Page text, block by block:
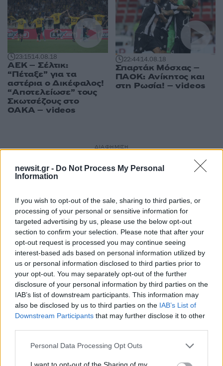
newsit.gr - Do Not Process My Personal
Information
If you wish to opt-out of the sale, sharing to third parties, or
processing of your personal or sensitive information for
targeted advertising by us, please use the below opt-out
section to confirm your selection. Please note that after your
opt-out request is processed you may continue seeing
interest-based ads based on personal information utilized by
us or personal information disclosed to third parties prior to
your opt-out. You may separately opt-out of the further
disclosure of your personal information by third parties on the
IAB’s list of downstream participants. This information may
also be disclosed by us to third parties on the IAB’s List of
Downstream Participants that may further disclose it to other
Please note that this website/app uses one or more Google
not limited to your visit or usage behaviour. You may click to
Personal Data Processing Opt Outs
I want to opt-out of the Sharing of my
23:1514.08.18
ΑΕΚ – Σέλτικ:
“Πέταξε” για τα
αστέρια ο Δικέφαλος!
“Αποτελείωσε” τους
Σκωτσέζους στο
ΟΑΚΑ – videos
22:4414.08.18
Σπαρτάκ Μόσχας –
ΠΑΟΚ: Ανίκητος και
στη Ρωσία! – videos
ΔΙΑΦΗΜΙΣΗ